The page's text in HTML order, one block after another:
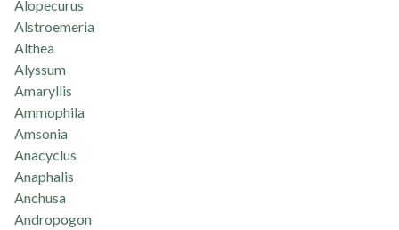
Alopecurus
Alstroemeria
Althea
Alyssum
Amaryllis
Ammophila
Amsonia
Anacyclus
Anaphalis
Anchusa
Andropogon